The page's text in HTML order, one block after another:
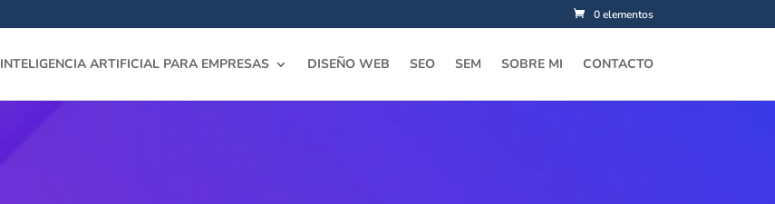
0 elementos
INTELIGENCIA ARTIFICIAL PARA EMPRESAS DISEÑO WEB SEO SEM SOBRE MI CONTACTO